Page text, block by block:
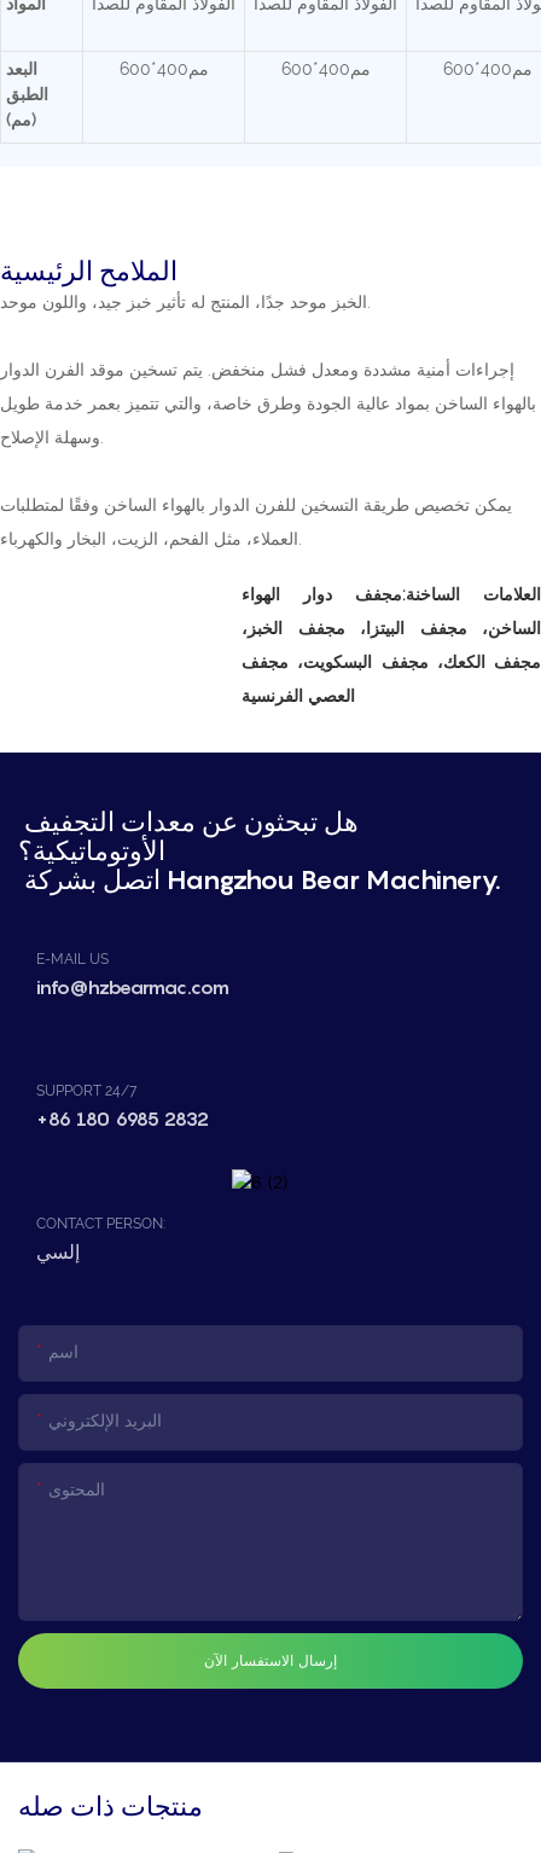
المواد الفولاذ المقاوم للصدأ الفولاذ المقاوم للصدأ المقاوم للصدأ
البعد
الطبق
(مم)
مم400*600 مم400*600 مم400*600
الملامح الرئيسية
إجراءات أمنية مشددة ومعدل فشل منخفض. يتم تسخين موقد الفرن الدوار
بالهواء الساخن بمواد عالية الجودة وطرق خاصة، والتي تتميز بعمر خدمة طويل
يمكن تخصيص طريقة التسخين للفرن الدوار بالهواء الساخن وفقًا لمتطلبات
العلامات الساخنة:مجفف دوار الهواء
الساخن، مجفف البيتزا، مجفف الخبز،
مجفف الكعك، مجفف البسكويت، مجفف
العصي الفرنسية
الأوتوماتيكية؟
اتصل بشركة Hangzhou Bear Machinery.
E-MAIL US
info@hzbearmac.com
SUPPORT 24/7
+86 180 6985 2832
CONTACT PERSON:
إلسي
اسم
البريد الإلكتروني
المحتوى
إرسال الاستفسار الآن
منتجات ذات صله